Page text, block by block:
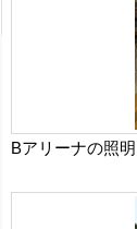
Bアリーナの照明